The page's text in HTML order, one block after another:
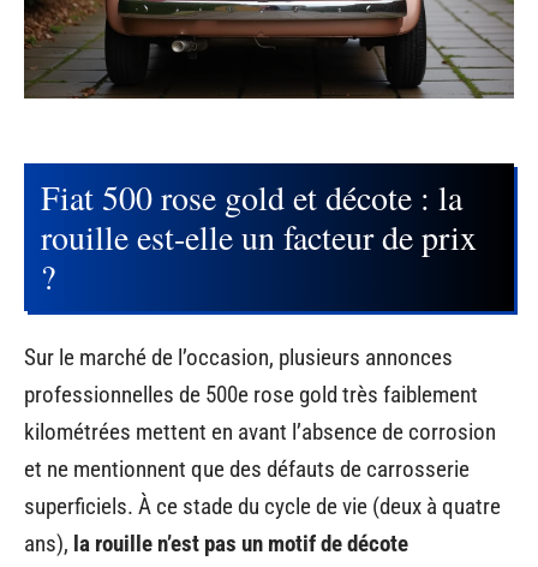
Fiat 500 rose gold et décote : la
rouille est-elle un facteur de prix
?
Sur le marché de l’occasion, plusieurs annonces
professionnelles de 500e rose gold très faiblement
kilométrées mettent en avant l’absence de corrosion
et ne mentionnent que des défauts de carrosserie
superficiels. À ce stade du cycle de vie (deux à quatre
ans), la rouille n’est pas un motif de décote